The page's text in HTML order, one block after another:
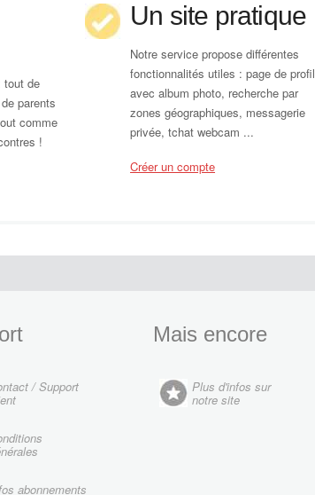
tout de
parents
comme
!
Un site pratique
Notre service propose différentes
fonctionnalités utiles : page de profil
avec album photo, recherche par
zones géographiques, messagerie
privée, tchat webcam ...
Créer un compte
/ Support
abonnements
Mais encore
Plus d'infos sur
notre site